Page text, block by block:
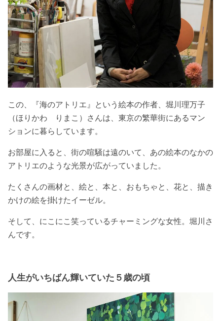
この、『海のアトリエ』という絵本の作者、堀川理万子
（ほりかわ りまこ）さんは、東京の繁華街にあるマン
ションに暮らしています。
お部屋に入ると、街の喧騒は遠のいて、あの絵本のなかの
アトリエのような光景が広がっていました。
たくさんの画材と、絵と、本と、おもちゃと、花と、描き
かけの絵を掛けたイーゼル。
そして、にこにこ笑っているチャーミングな女性。堀川さ
んです。
人生がいちばん輝いていた５歳の頃